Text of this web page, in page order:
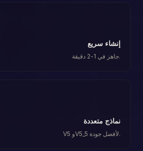
إنشاء سريع
جاهز في 1-2 دقيقة.
نماذج متعددة
V5 وV5_5 لأفضل جودة.